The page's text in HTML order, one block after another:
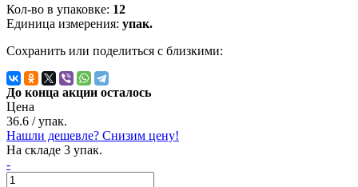
Кол-во в упаковке: 12
Единица измерения: упак.
Сохранить или поделиться с близкими:
До конца акции осталось
Цена
36.6 / упак.
Нашли дешевле? Снизим цену!
На складе 3 упак.
-